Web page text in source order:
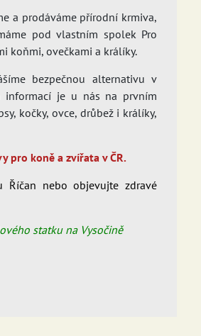
a prodáváme přírodní krmiva,
pod vlastním spolek Pro
koňmi, ovečkami a králíky.
bezpečnou alternativu v
informací je u nás na prvním
kočky, ovce, drůbež i králíky,
pro koně a zvířata v ČR.
Říčan nebo objevujte zdravé
statku na Vysočině